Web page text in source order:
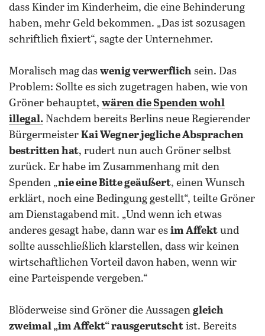
dass Kinder im Kinderheim, die eine Behinderung
haben, mehr Geld bekommen. „Das ist sozusagen
schriftlich fixiert“, sagte der Unternehmer.
Moralisch mag das wenig verwerflich sein. Das
Problem: Sollte es sich zugetragen haben, wie von
Gröner behauptet, wären die Spenden wohl
illegal. Nachdem bereits Berlins neue Regierender
Bürgermeister Kai Wegner jegliche Absprachen
bestritten hat, rudert nun auch Gröner selbst
zurück. Er habe im Zusammenhang mit den
Spenden „nie eine Bitte geäußert, einen Wunsch
erklärt, noch eine Bedingung gestellt“, teilte Gröner
am Dienstagabend mit. „Und wenn ich etwas
anderes gesagt habe, dann war es im Affekt und
sollte ausschließlich klarstellen, dass wir keinen
wirtschaftlichen Vorteil davon haben, wenn wir
eine Parteispende vergeben.“
Blöderweise sind Gröner die Aussagen gleich
zweimal „im Affekt“ rausgerutscht ist. Bereits